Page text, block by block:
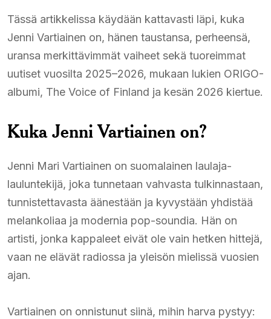
Tässä artikkelissa käydään kattavasti läpi, kuka
Jenni Vartiainen on, hänen taustansa, perheensä,
uransa merkittävimmät vaiheet sekä tuoreimmat
uutiset vuosilta 2025–2026, mukaan lukien ORIGO-
albumi, The Voice of Finland ja kesän 2026 kiertue.
Kuka Jenni Vartiainen on?
Jenni Mari Vartiainen on suomalainen laulaja-
lauluntekijä, joka tunnetaan vahvasta tulkinnastaan,
tunnistettavasta äänestään ja kyvystään yhdistää
melankoliaa ja modernia pop-soundia. Hän on
artisti, jonka kappaleet eivät ole vain hetken hittejä,
vaan ne elävät radiossa ja yleisön mielissä vuosien
ajan.
Vartiainen on onnistunut siinä, mihin harva pystyy: